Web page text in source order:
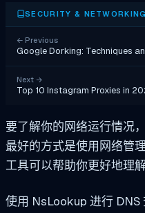
SECURITY & NETWORKING
← Previous
Google Dorking: Techniques
Next →
Top 10 Instagram Proxies in
要了解你的网络运行情况
最好的方式是使用网络管
工具可以帮助你更好地理
使用 NsLookup 进行